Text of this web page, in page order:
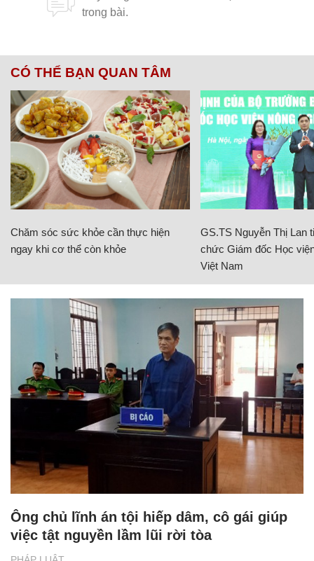
CÓ THỂ BẠN QUAN TÂM
Chăm sóc sức khỏe cần thực hiện
ngay khi cơ thể còn khỏe
GS.TS Nguyễn Thị Lan
chức Giám đốc Học
Việt Nam
Ông chủ lĩnh án tội hiếp dâm, cô gái giúp
việc tật nguyền lầm lũi rời tòa